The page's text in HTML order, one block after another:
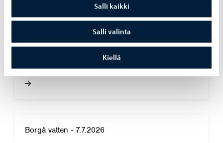
Salli kaikki
Salli valinta
Kiellä
10.7.2026
pappersfakturor från och med 1.9.2026.
Borgå vatten - 7.7.2026